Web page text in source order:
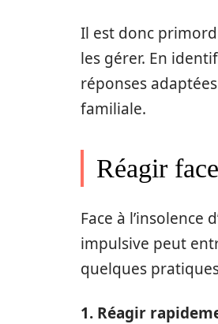
Il est donc
les gérer. En
réponses
familiale.
Réagir
Face à
impulsive peut
quelques
1. Réagir